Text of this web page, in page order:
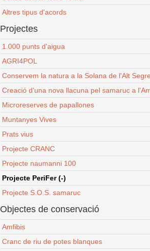
Altres tipus d'acords
Projectes
1.000 punts d'aigua
AGRI4POL
Conservem la natura a la Solana de l'Alt
Creació d'una nova llacuna pel samaruc a
Microreserves de papallones
Muntanyes Vives
Prats vius
Projecte CRANC
Projecte naumanni 100
Projecte PeriFer (-)
Projecte S.O.S. samaruc
Objectes de conservació
Amfibis
Cranc de riu de potes blanques